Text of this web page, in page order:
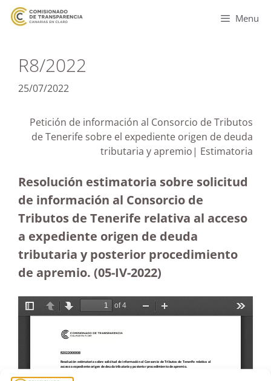
Menu
R8/2022
25/07/2022
Petición de información al Consorcio de Tributos
de Tenerife sobre el expediente origen de deuda
tributaria y apremio| Estimatoria
Resolución estimatoria sobre solicitud
de información al Consorcio de
Tributos de Tenerife relativa al acceso
a expediente origen de deuda
tributaria y posterior procedimiento
de apremio. (05-IV-2022)